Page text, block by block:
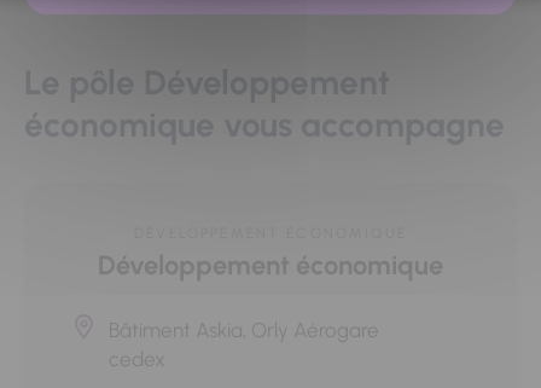
économique vous accompagne
Développement économique
Bâtiment Askia, Orly Aérogare
cedex